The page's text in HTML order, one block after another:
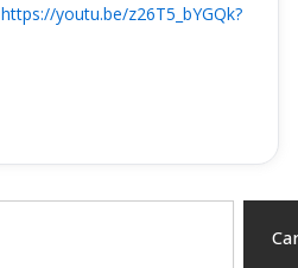
https://youtu.be/z26T5_bYGQk?